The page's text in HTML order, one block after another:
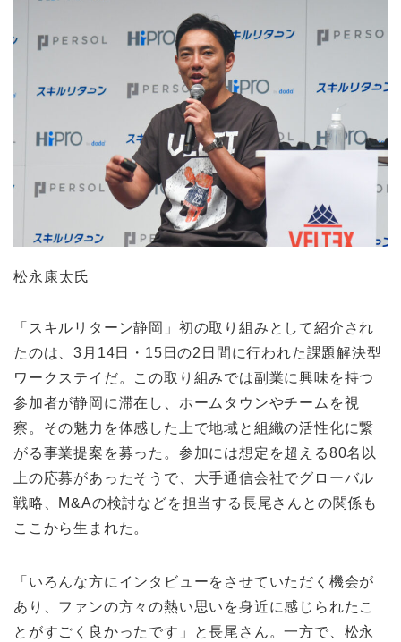
松永康太氏
「スキルリターン静岡」初の取り組みとして紹介され
たのは、3月14日・15日の2日間に行われた課題解決型
ワークステイだ。この取り組みでは副業に興味を持つ
参加者が静岡に滞在し、ホームタウンやチームを視
察。その魅力を体感した上で地域と組織の活性化に繋
がる事業提案を募った。参加には想定を超える80名以
上の応募があったそうで、大手通信会社でグローバル
戦略、M&Aの検討などを担当する長尾さんとの関係も
ここから生まれた。
「いろんな方にインタビューをさせていただく機会が
あり、ファンの方々の熱い思いを身近に感じられたこ
とがすごく良かったです」と長尾さん。一方で、松永